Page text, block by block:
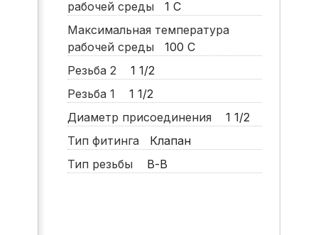
рабочей среды
1 С
Максимальная температура
рабочей среды
100 С
Резьба 2
1 1/2
Резьба 1
1 1/2
Диаметр присоединения
1 1/2
Тип фитинга
Клапан
Тип резьбы
В-В